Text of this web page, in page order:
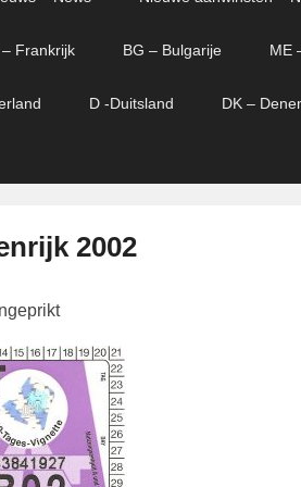
– Frankrijk BG – Bulgarije ME
D -Duitsland DK –
2002